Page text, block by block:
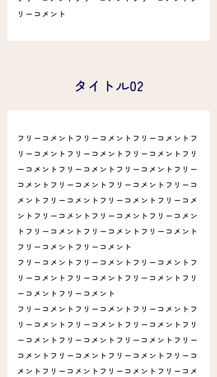
リーコメント
タイトル02
フリーコメントフリーコメントフリーコメントフ
リーコメントフリーコメントフリーコメントフリ
ーコメントフリーコメントフリーコメントフリー
コメントフリーコメントフリーコメントフリーコ
メントフリーコメントフリーコメントフリーコメ
ントフリーコメントフリーコメントフリーコメン
トフリーコメントフリーコメントフリーコメント
フリーコメントフリーコメント
フリーコメントフリーコメントフリーコメントフ
リーコメントフリーコメントフリーコメントフリ
ーコメントフリーコメント
フリーコメントフリーコメントフリーコメントフ
リーコメントフリーコメントフリーコメントフリ
ーコメントフリーコメントフリーコメントフリー
コメントフリーコメントフリーコメントフリーコ
メントフリーコメントフリーコメントフリーコメ